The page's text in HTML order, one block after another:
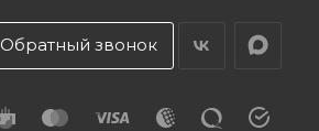
Обратный звонок